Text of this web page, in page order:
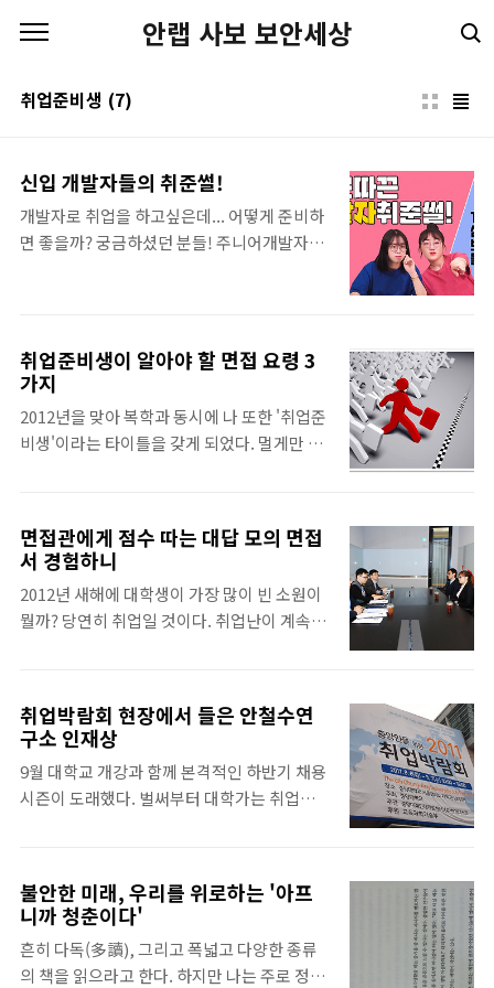
안랩 사보 보안세상
취업준비생 (7)
신입 개발자들의 취준썰!
개발자로 취업을 하고싶은데... 어떻게 준비하
면 좋을까? 궁금하셨던 분들! 주니어개발자들
금만 더 알고 쓰면 스마트한 IT생활을 즐길 수
있습니다. ◈ 컴퓨터, IT 그리고 보안에 대한
이야기를 쉽고 재미있게 나누고자 합니다 ◈
www.youtube.com
취업준비생이 알아야 할 면접 요령 3
가지
2012년을 맞아 복학과 동시에 나 또한 '취업준
비생'이라는 타이틀을 갖게 되었다. 멀게만 느
야겠다는 생각으로 취업에 대한 전의(戰意)를
다지고 있을 때에 럭키 찬스가 왔다. 그 럭키 찬
스는 바로 대학생 기자단 활동하면서 주어진
모의면접. 이번 모의면접의 가장 큰 장점은 면
있다는 점이다. 실제 안랩 공채의 경우 서류전
형, 1차 면접(기술), 2차 면접(인성) 이렇게 3단
계의 과정을 걸쳐 신입 사원을 뽑는다. 모의면
접에서는 공채와 동일한 지원서를 작성하고 제
출한 뒤 1차 , 2차..
면접관에게 점수 따는 대답 모의 면접
서 경험하니
2012년 새해에 대학생이 가장 많이 빈 소원이
뭘까? 당연히 취업일 것이다. 취업난이 계속되
앞길이 깜깜하다. 이럴 때 가장 좋은 취업준비
는 면접준비이다. 나는 이번 모의면접에 안철
수연구소 대학생기자로서 참여하였고 앞으로
많은 취업준비생에게 정보를 나누고자 한다.
타낼 수 있는 키워드, 최신 IT 동향 등 약 50분
동안 긴장을 놓지 않은 채 흘러갔다. 그 동안 나
름대로 준비한다고 예상질문과 그에 대한 대답
을 반복하여 외웠지만 예상했던 질문보다 예상
취업박람회 현장에서 들은 안철수연
구소 인재상
9월 대학교 개강과 함께 본격적인 하반기 채용
시즌이 도래했다. 벌써부터 대학가는 취업을
에서 열린 2011 취업박람회에는 삼성과 LG,
두산을 비롯한 다수의 국내 대기업들과 중소기
업들이 참여한 가운데 취직 성공을 노리는 취
업준비생들로 북적이고 있었다.9월 5일부터
불안한 미래, 우리를 위로하는 '아프
니까 청춘이다'
흔히 다독(多讀), 그리고 폭넓고 다양한 종류
의 책을 읽으라고 한다. 하지만 나는 주로 정보